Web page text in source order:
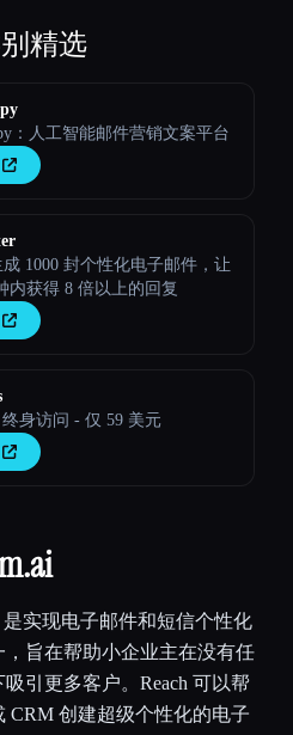
精选
：人工智能邮件营销文案平台
1000 封个性化电子邮件，让
内获得 8 倍以上的回复
终身访问 - 仅 59 美元
是实现电子邮件和短信个性化
旨在帮助小企业主在没有任
引更多客户。Reach 可以帮
CRM 创建超级个性化的电子